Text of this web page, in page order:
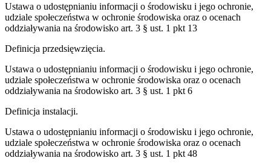
Ustawa o udostępnianiu informacji o środowisku i jego ochronie,
udziale społeczeństwa w ochronie środowiska oraz o ocenach
oddziaływania na środowisko art. 3 § ust. 1 pkt 13
Definicja przedsięwzięcia.
Ustawa o udostępnianiu informacji o środowisku i jego ochronie,
udziale społeczeństwa w ochronie środowiska oraz o ocenach
oddziaływania na środowisko art. 3 § ust. 1 pkt 6
Definicja instalacji.
Ustawa o udostępnianiu informacji o środowisku i jego ochronie,
udziale społeczeństwa w ochronie środowiska oraz o ocenach
oddziaływania na środowisko art. 3 § ust. 1 pkt 48